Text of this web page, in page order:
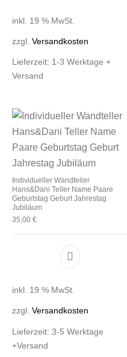
inkl. 19 % MwSt.
zzgl.Versandkosten
Lieferzeit: 1-3 Werktage +
Versand
Individueller Wandteller
Hans&Dani Teller Name Paare
Geburtstag Geburt Jahrestag
Jubiläum
35,00€
inkl. 19 % MwSt.
zzgl.Versandkosten
Lieferzeit:3-5 Werktage
+Versand